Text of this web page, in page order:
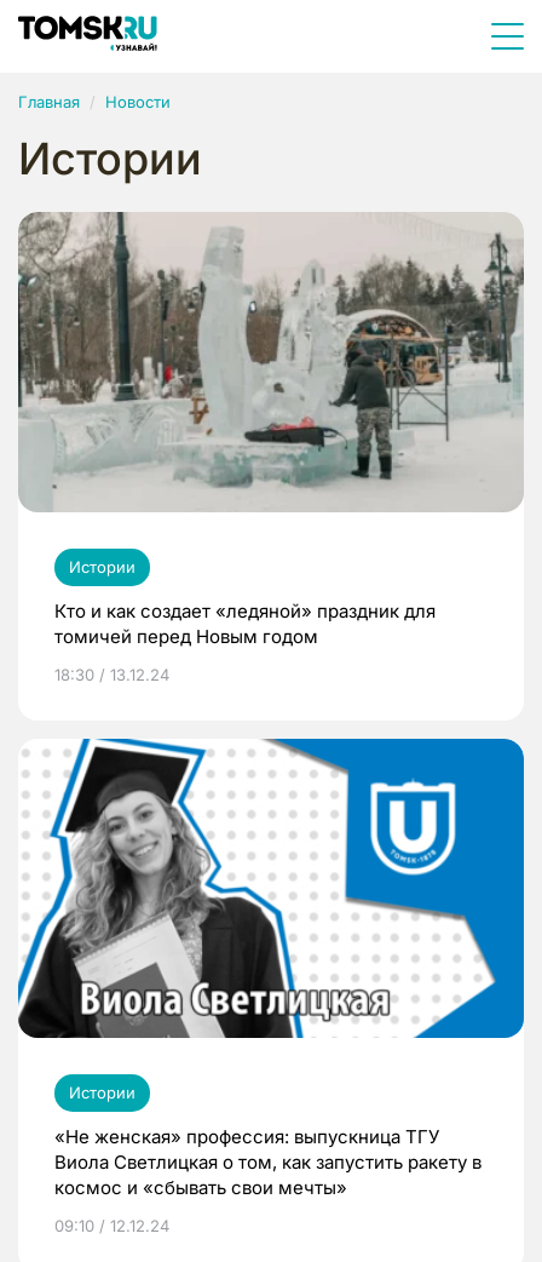
Главная Новости
Истории
Истории
Кто и как создает «ледяной» праздник для
томичей перед Новым годом
18:30 / 13.12.24
Истории
«Не женская» профессия: выпускница ТГУ
Виола Светлицкая о том, как запустить ракету в
космос и «сбывать свои мечты»
09:10 / 12.12.24